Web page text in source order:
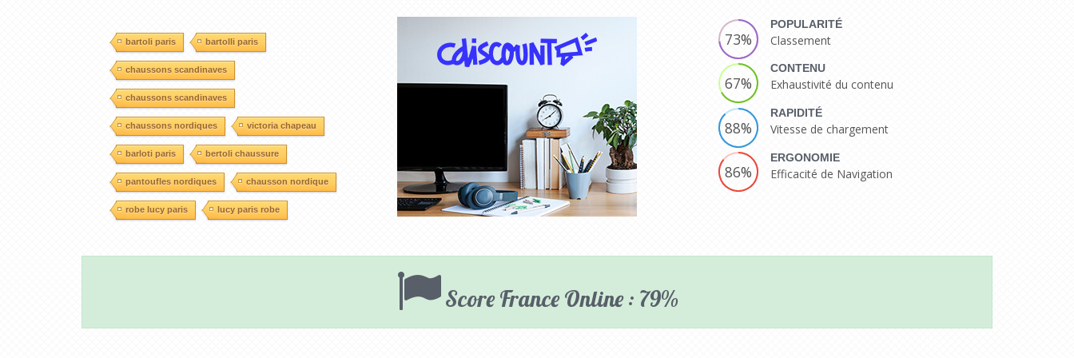
bartoli paris bartolli paris
chaussons scandinaves
chaussons scandinaves
chaussons nordiques victoria chapeau
barloti paris bertoli chaussure
pantoufles nordiques chausson nordique
robe lucy paris lucy paris robe
73%
POPULARITÉ
Classement
67%
CONTENU
Exhaustivité du contenu
88%
RAPIDITÉ
Vitesse de chargement
86%
ERGONOMIE
Efficacité de Navigation
Score France Online : 79%